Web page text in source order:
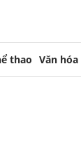
thao Văn